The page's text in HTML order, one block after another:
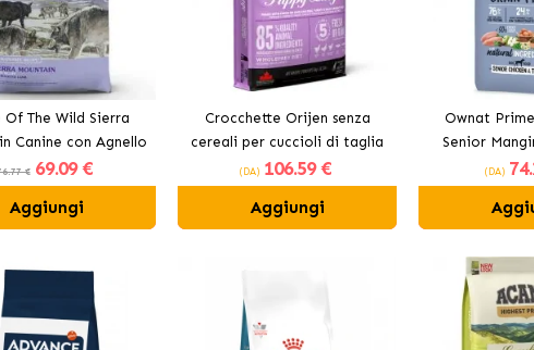
Of The Wild Sierra
Canine con Agnello
€ 69.09 €
Aggiungi
Crocchette Orijen senza
cereali per cuccioli di taglia
grande
(DA) 106.59 €
Aggiungi
Ownat
Senior
Anziani con
(DA) 74